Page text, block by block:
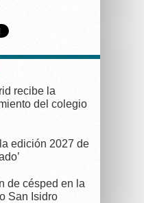
recibe la
del colegio
edición 2027 de
de césped en la
San Isidro